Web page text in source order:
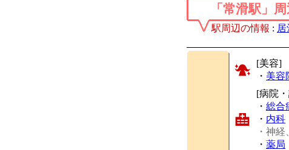
「常滑駅」
駅周辺の情報 :
[美容]
・ 美容
[病院
・ 総合
・ 内科
・神
・ 薬局